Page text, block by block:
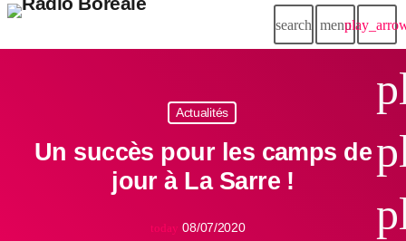
search menu
Actualités
Un succès pour les camps de
jour à La Sarre !
today 08/07/2020